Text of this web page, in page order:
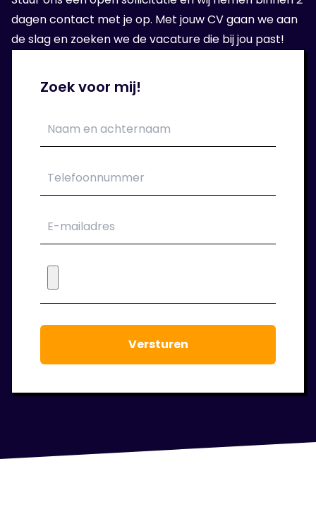
bij de opdrachtgever.
5. Aan de slag!
kan je aan de slag bij je nieuwe
6. Wij blijven klaar staan!
Tijdens de periode dat je bij ons in dienst
bent houden we regelmatig contact. We
staan voor je klaar om jouw werkgeluk voort
Zoek voor mij!
dagen contact met je op. Met jouw CV gaan we aan
de slag en zoeken we de vacature die bij jou past!